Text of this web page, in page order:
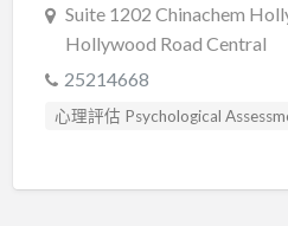
Suite 1202 Chinachem
Hollywood Road Central
25214668
心理評估 Psychological
認知行為治療 Cognitive